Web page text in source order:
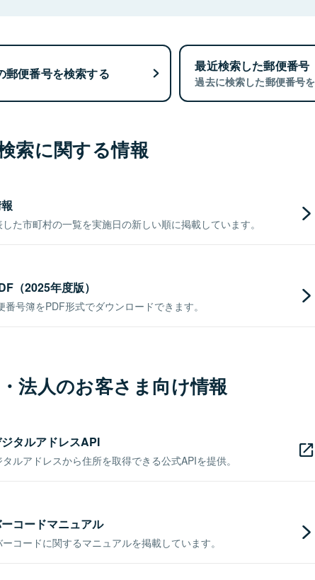
郵便番号を検索する 最近検索した郵便番号
過去に検索した郵便番号
索に関する情報
た市町村の一覧を実施日の新しい順に掲載しています。
（2025年度版）
号簿をPDF形式でダウンロードできます。
法人のお客さま向け情報
タルアドレスAPI
ルアドレスから住所を取得できる公式APIを提供。
コードマニュアル
コードに関するマニュアルを掲載しています。